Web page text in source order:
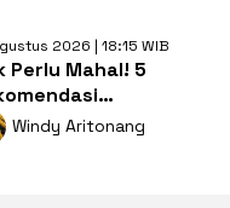
2026 | 18:15 WIB
Perlu Mahal! 5
Berkualitas
Ramah di Kantong
Windy Aritonang